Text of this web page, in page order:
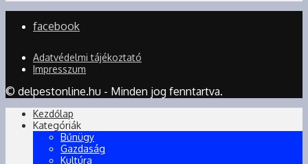
facebook
Adatvédelmi tájékoztató
Impresszum
© delpestonline.hu - Minden jog fenntartva.
Kezdőlap
Kategóriák
Bűnügy
Gazdaság
Kultúra